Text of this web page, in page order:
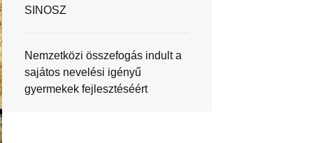
SINOSZ
Nemzetközi összefogás indult a
sajátos nevelési igényű
gyermekek fejlesztéséért